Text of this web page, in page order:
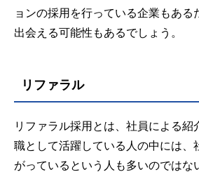
ョンの採用を行っている企業もある
出会える可能性もあるでしょう。
リファラル
リファラル採用とは、社員による紹
職として活躍している人の中には、
がっているという人も多いのではな